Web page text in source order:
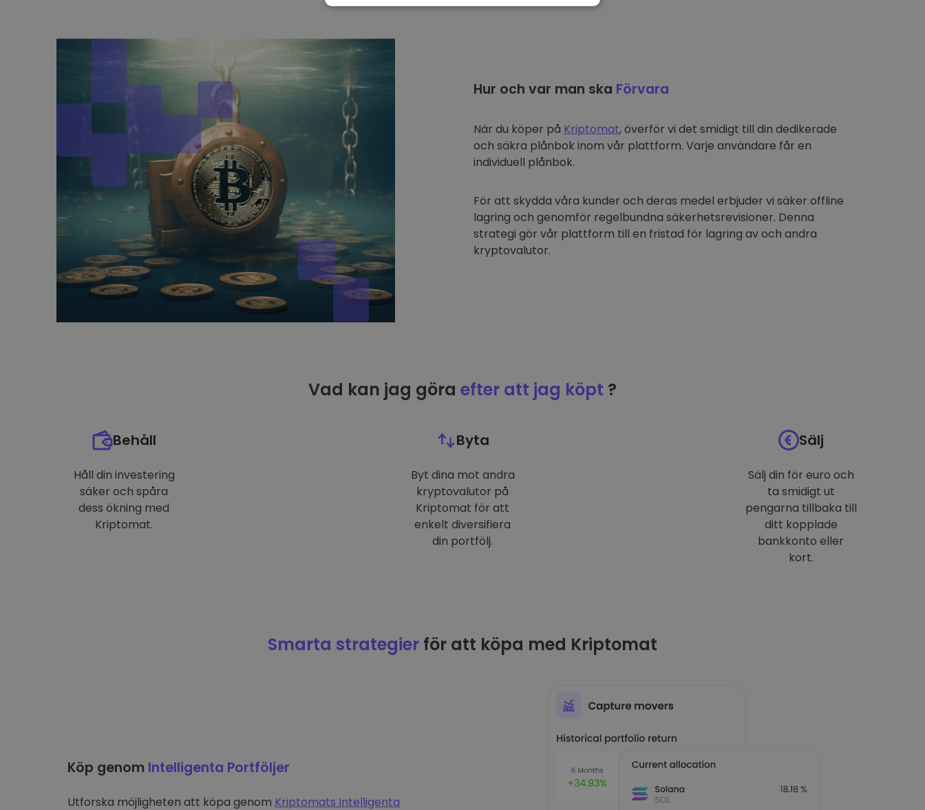
Hur och var man ska Förvara
När du köper på Kriptomat, överför vi det smidigt till din dedikerade
och säkra plånbok inom vår plattform. Varje användare får en
individuell plånbok.
För att skydda våra kunder och deras medel erbjuder vi säker offline
lagring och genomför regelbundna säkerhetsrevisioner. Denna
strategi gör vår plattform till en fristad för lagring av och andra
kryptovalutor.
Vad kan jag göra efter att jag köpt ?
Behåll
Håll din investering
säker och spåra
dess ökning med
Kriptomat.
Byta
Byt dina mot andra
kryptovalutor på
Kriptomat för att
enkelt diversifiera
din portfölj.
Sälj
Sälj din för euro och
ta smidigt ut
pengarna tillbaka till
ditt kopplade
bankkonto eller
kort.
Smarta strategier för att köpa med Kriptomat
Köp genom Intelligenta Portföljer
Utforska möjligheten att köpa genom Kriptomats Intelligenta